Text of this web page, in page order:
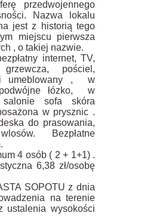
przedwojennego
Nazwa lokalu
jest z historią tego
miejscu pierwsza
, o takiej nazwie.
internet, TV,
grzewcza, pościel,
umeblowany , w
łózko, w
sofa skóra
w prysznic .
do prasowania,
Bezpłatne
4 osób ( 2 + 1+1) .
6,38 zł/osobę
SOPOTU z dnia
na terenie
ustalenia wysokości